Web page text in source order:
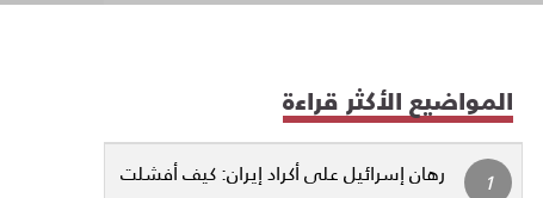
المواضيع الأكثر قراءة
رهان إسرائيل على أكراد إيران: كيف أفشلت